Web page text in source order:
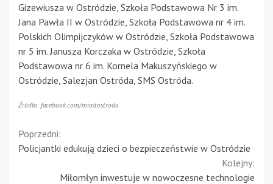
Gizewiusza w Ostródzie, Szkoła Podstawowa Nr 3 im.
Jana Pawła II w Ostródzie, Szkoła Podstawowa nr 4 im.
Polskich Olimpijczyków w Ostródzie, Szkoła Podstawowa
nr 5 im. Janusza Korczaka w Ostródzie, Szkoła
Podstawowa nr 6 im. Kornela Makuszyńskiego w
Ostródzie, Salezjan Ostróda, SMS Ostróda.
Źródło: facebook.com/miastostroda
Continue
Reading
Poprzedni:
Policjantki edukują dzieci o bezpieczeństwie w Ostródzie
Kolejny:
Miłomłyn inwestuje w nowoczesne technologie